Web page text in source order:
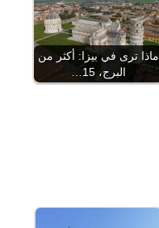
ماذا ترى في بيزا: أكثر من
البرج، 15…